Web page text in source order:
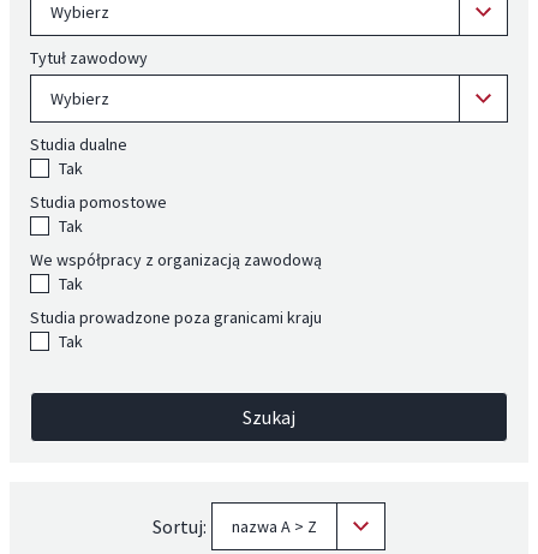
Wybierz
Tytuł zawodowy
Wybierz
Studia dualne
Tak
Studia pomostowe
Tak
We współpracy z organizacją zawodową
Tak
Studia prowadzone poza granicami kraju
Tak
Szukaj
Sortuj: nazwa A > Z